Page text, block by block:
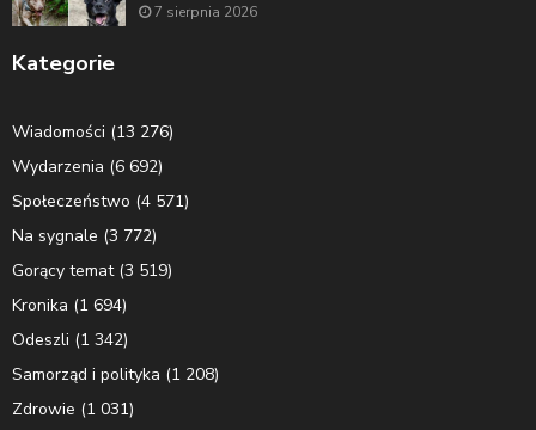
7 sierpnia 2026
Kategorie
Wiadomości (13 276)
Wydarzenia (6 692)
Społeczeństwo (4 571)
Na sygnale (3 772)
Gorący temat(3 519)
Kronika (1 694)
Odeszli (1 342)
Samorząd i polityka (1 208)
Zdrowie (1 031)